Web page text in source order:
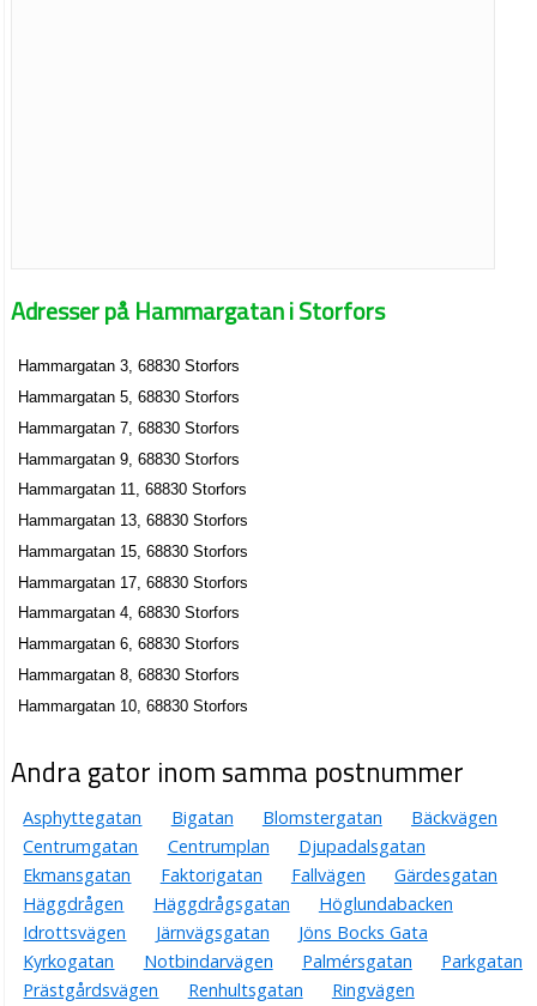
Adresser på Hammargatan i Storfors
Hammargatan 3, 68830 Storfors
Hammargatan 5, 68830 Storfors
Hammargatan 7, 68830 Storfors
Hammargatan 9, 68830 Storfors
Hammargatan 11, 68830 Storfors
Hammargatan 13, 68830 Storfors
Hammargatan 15, 68830 Storfors
Hammargatan 17, 68830 Storfors
Hammargatan 4, 68830 Storfors
Hammargatan 6, 68830 Storfors
Hammargatan 8, 68830 Storfors
Hammargatan 10, 68830 Storfors
Andra gator inom samma postnummer
Asphyttegatan Bigatan Blomstergatan
Bäckvägen
Centrumgatan
Centrumplan
Djupadalsgatan
Ekmansgatan
Faktorigatan Fallvägen
Gärdesgatan
Häggdrågen
Häggdrågsgatan
Höglundabacken
Idrottsvägen
Järnvägsgatan
Jöns Bocks Gata
Kyrkogatan
Notbindarvägen Palmérsgatan
Parkgatan
Prästgårdsvägen
Renhultsgatan
Ringvägen